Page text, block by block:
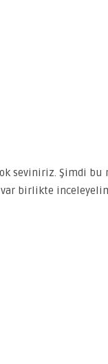
seviniriz. Şimdi bu
var birlikte